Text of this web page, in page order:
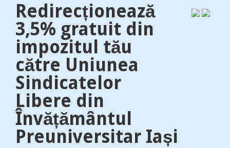
Redirecționează
3,5% gratuit din
impozitul tău
către Uniunea
Sindicatelor
Libere din
Învățământul
Preuniversitar Iași